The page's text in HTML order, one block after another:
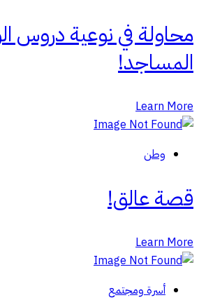
محاولة في نوعية دروس
المساجد!
Learn More
وطن
قصة عالق!
Learn More
أسرة ومجتمع